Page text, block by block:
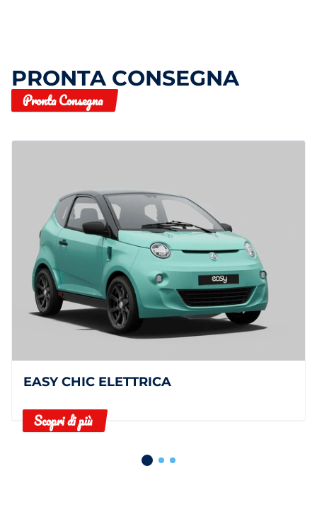
PRONTA CONSEGNA
Pronta Consegna
EASY CHIC ELETTRICA
Scopri di più